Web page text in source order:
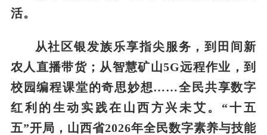
活。
从社区银发族乐享指尖服务，到田间新
农人直播带货；从智慧矿山5G远程作业，到
校园编程课堂的奇思妙想……全民共享数字
红利的生动实践在山西方兴未艾。“十五
五”开局，山西省2026年全民数字素养与技能